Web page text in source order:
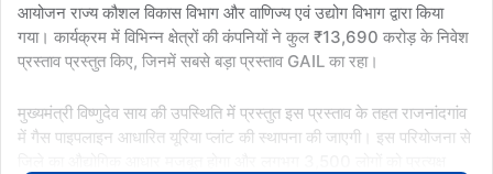
आयोजन राज्य कौशल विकास विभाग और वाणिज्य एवं उद्योग विभाग द्वारा किया
गया। कार्यक्रम में विभिन्न क्षेत्रों की कंपनियों ने कुल ₹13,690 करोड़ के निवेश
प्रस्ताव प्रस्तुत किए, जिनमें सबसे बड़ा प्रस्ताव GAIL का रहा।
मुख्यमंत्री विष्णुदेव साय की उपस्थिति में प्रस्तुत इस प्रस्ताव के तहत राजनांदगांव
में गैस पाइपलाइन आधारित यूरिया प्लांट की स्थापना की जाएगी। इस परियोजना से